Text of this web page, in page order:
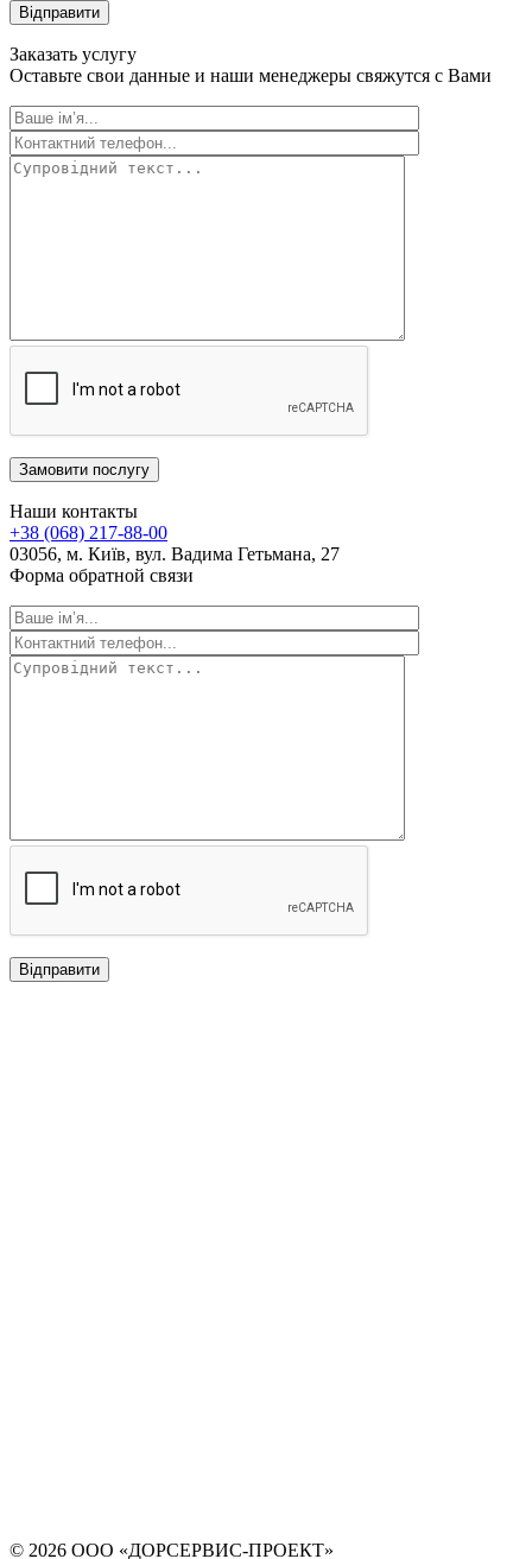
Відправити
Заказать услугу
Оставьте свои данные и наши менеджеры свяжутся с Вами
Замовити послугу
Наши контакты
+38 (068) 217-88-00
03056, м. Київ, вул. Вадима Гетьмана, 27
Форма обратной связи
Відправити
© 2026 ООО «ДОРСЕРВИС-ПРОЕКТ»